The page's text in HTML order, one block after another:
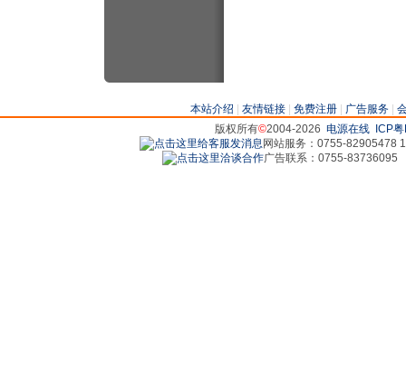
本站介绍 友情链接| 免费注册| 广告服务|
版权所有©2004-2026 电源在线
ICP
网站服务：0755-82905478
广告联系：0755-83736095